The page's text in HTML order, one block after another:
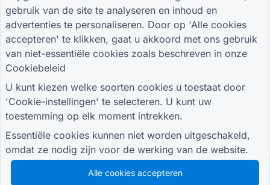
SLUIT JE AAN BIJ DE GEMEENSCHAP
GIDSEN
Helpcentrum
Bloggen
TIGER FORM Gids
BEDRIJF
Over ons
Neem contact met
ons op
VOORWAARDEN
Voorwaarden
Privacybeleid
Cookie-instellingen
© 2026 QR Form Generator. All rights reserved.
gebruik van de site te analyseren en inhoud en
advertenties te personaliseren. Door op 'Alle cookies
accepteren' te klikken, gaat u akkoord met ons gebruik
van niet-essentiële cookies zoals beschreven in onze
Cookiebeleid
U kunt kiezen welke soorten cookies u toestaat door
'Cookie-instellingen' te selecteren. U kunt uw
toestemming op elk moment intrekken.
Essentiële cookies kunnen niet worden uitgeschakeld,
omdat ze nodig zijn voor de werking van de website.
Alle cookies accepteren